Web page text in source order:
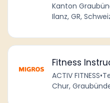
Kanton
Ilanz, GR,
Fitness
ACTIV FITNESS•
Chur,